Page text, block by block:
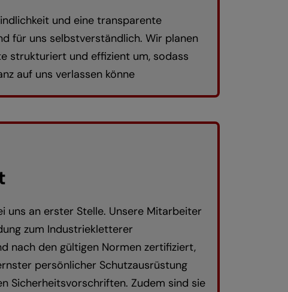
und eine transparente
für uns selbstverständlich. Wir planen
strukturiert und effizient um, sodass
auf uns verlassen könne
uns an erster Stelle. Unsere Mitarbeiter
zum Industriekletterer
nach den gültigen Normen zertifiziert,
persönlicher Schutzausrüstung
Sicherheitsvorschriften. Zudem sind sie